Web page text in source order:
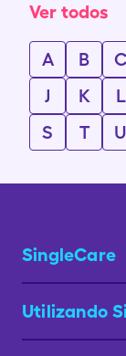
Ver todos
A B C
J
K L
S
T U
SingleCare
Utilizando